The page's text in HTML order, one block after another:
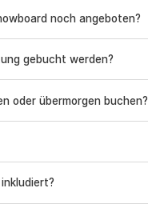
noch angeboten?
gebucht werden?
oder übermorgen buchen?